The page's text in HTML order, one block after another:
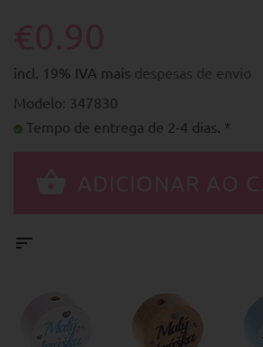
incl. 19% IVA mais despesas de envio
Modelo: 347830
Tempo de entrega de 2-4 dias. *